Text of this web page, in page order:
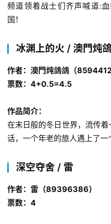
频道领着战士们齐声喊道:
国！
冰渊上的火 / 澳門炖
作者：澳門炖鴿鴿（
票数：4+0.5=4.5
作品简介：
在末日般的冬日世界，流传
话，一个年老的旅人遇上了
深空夺舍 / 雷
作者：雷（89396386）
票数：4